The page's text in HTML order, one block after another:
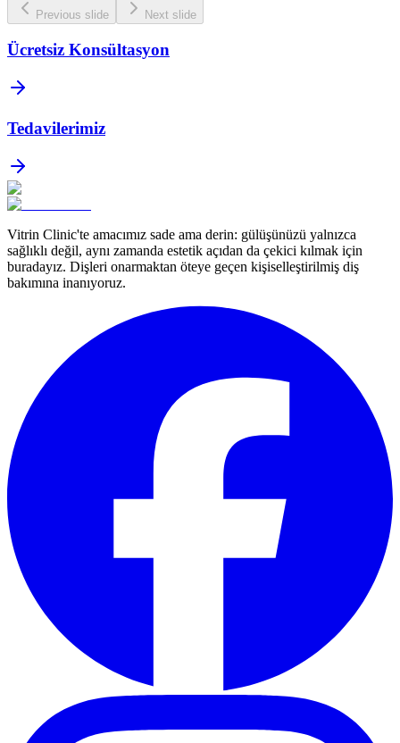
Previous slide Next slide
Ücretsiz Konsültasyon
Tedavilerimiz
Vitrin Clinic'te amacımız sade ama derin: gülüşünüzü yalnızca
sağlıklı değil, aynı zamanda estetik açıdan da çekici kılmak için
buradayız. Dişleri onarmaktan öteye geçen kişiselleştirilmiş diş
bakımına inanıyoruz.